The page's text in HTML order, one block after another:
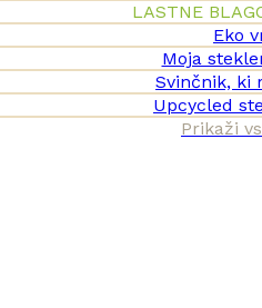
LASTNE
Eko
Moja
Svinčnik, ki
Upcycled
Prikaži